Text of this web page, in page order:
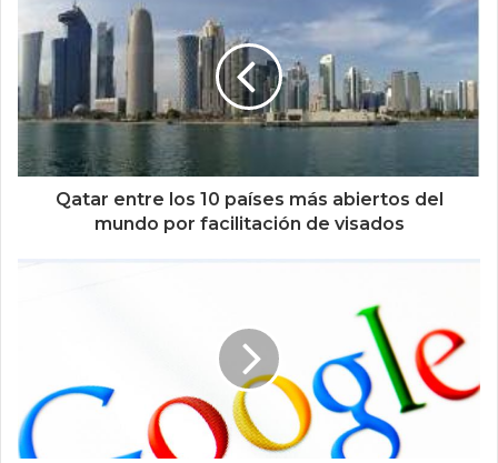
Qatar entre los 10 países más abiertos del
mundo por facilitación de visados